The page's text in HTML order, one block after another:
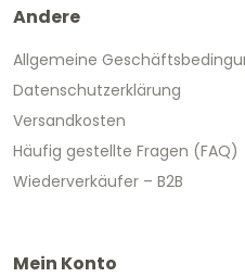
Andere
Allgemeine
Datenschutzerklärung
Versandkosten
Häufig gestellte Fragen (FAQ)
Wiederverkäufer – B2B
Mein Konto